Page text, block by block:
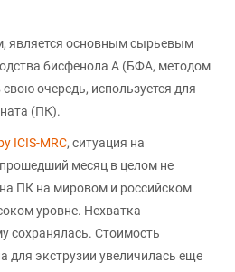
является основным сырьевым
бисфенола А (БФА, методом
очередь, используется для
(ПК).
ICIS-MRC, ситуация на
месяц в целом не
ПК на мировом и российском
уровне. Нехватка
сохранялась. Стоимость
для экструзии увеличилась еще